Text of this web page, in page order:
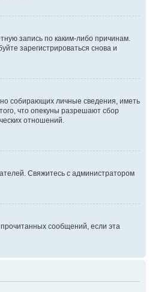
запись по каким-либо причинам.
зарегистрироваться снова и
собирающих личные сведения, иметь
что опекуны разрешают сбор
отношений.
Свяжитесь с администратором
сообщений, если эта